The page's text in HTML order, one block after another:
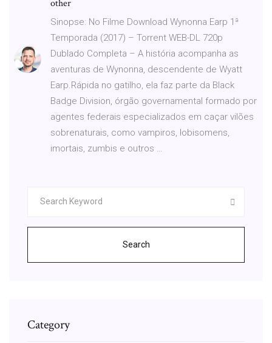
other
Sinopse: No Filme Download Wynonna Earp 1ª
Temporada (2017) – Torrent WEB-DL 720p
Dublado Completa – A história acompanha as
aventuras de Wynonna, descendente de Wyatt
Earp.Rápida no gatilho, ela faz parte da Black
Badge Division, órgão governamental formado por
agentes federais especializados em caçar vilões
sobrenaturais, como vampiros, lobisomens,
imortais, zumbis e outros …
Search
Category